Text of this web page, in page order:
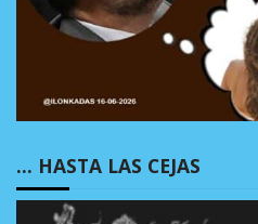
… HASTA LAS CEJAS